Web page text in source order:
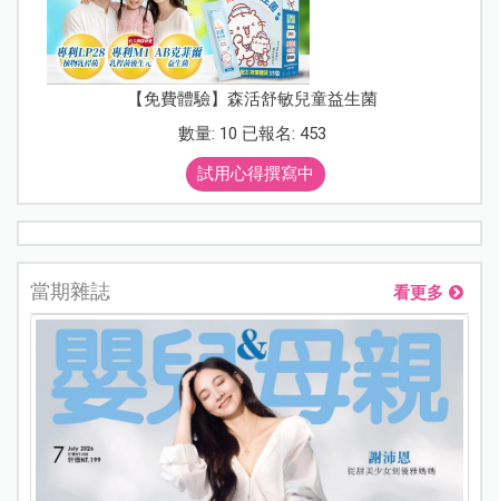
【免費體驗】森活舒敏兒童益生菌
數量: 10 已報名: 453
試用心得撰寫中
當期雜誌 看更多